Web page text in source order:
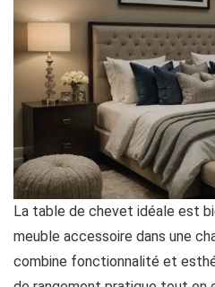
La table de chevet idéale est
meuble accessoire dans une
combine fonctionnalité et